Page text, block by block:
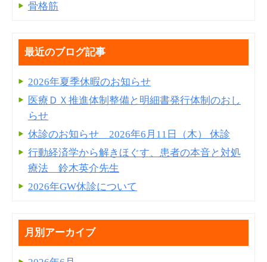
骨格筋
最近のブログ記事
2026年夏季休暇のお知らせ
医療ＤＸ推進体制整備と明細書発⾏体制のおし
らせ
休診のお知らせ 2026年6月11日（木） 休診
行動経済学から解きほぐす、患者の本音と対処
療法 鈴木英介先生
2026年GW休診について
月別アーカイブ